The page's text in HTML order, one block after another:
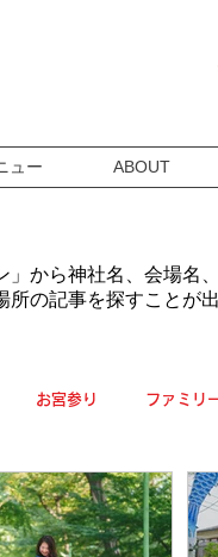
ュー ABOUT
」から神社名、会場名
の記事を探すことが出
お宮参り ファミリ
成人式 マタニテ